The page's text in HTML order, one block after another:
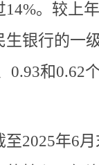
。较上
生银行的一
0.93和0.62
2025年6